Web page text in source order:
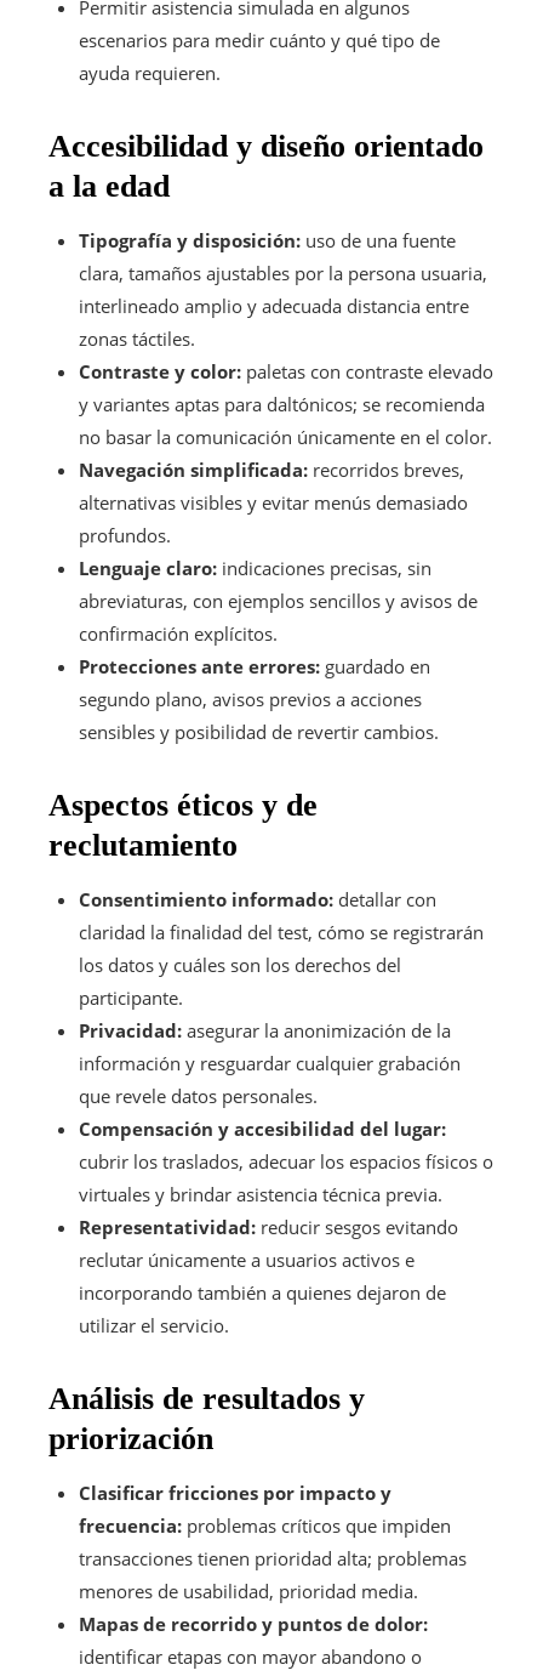
Permitir asistencia simulada en algunos
escenarios para medir cuánto y qué tipo de
ayuda requieren.
Accesibilidad y diseño orientado
a la edad
Tipografía y disposición: uso de una fuente
clara, tamaños ajustables por la persona usuaria,
interlineado amplio y adecuada distancia entre
zonas táctiles.
Contraste y color: paletas con contraste elevado
y variantes aptas para daltónicos; se recomienda
no basar la comunicación únicamente en el color.
Navegación simplificada: recorridos breves,
alternativas visibles y evitar menús demasiado
profundos.
Lenguaje claro: indicaciones precisas, sin
abreviaturas, con ejemplos sencillos y avisos de
confirmación explícitos.
Protecciones ante errores: guardado en
segundo plano, avisos previos a acciones
sensibles y posibilidad de revertir cambios.
Aspectos éticos y de
reclutamiento
Consentimiento informado: detallar con
claridad la finalidad del test, cómo se registrarán
los datos y cuáles son los derechos del
participante.
Privacidad: asegurar la anonimización de la
información y resguardar cualquier grabación
que revele datos personales.
Compensación y accesibilidad del lugar:
cubrir los traslados, adecuar los espacios físicos o
virtuales y brindar asistencia técnica previa.
Representatividad: reducir sesgos evitando
reclutar únicamente a usuarios activos e
incorporando también a quienes dejaron de
utilizar el servicio.
Análisis de resultados y
priorización
Clasificar fricciones por impacto y
frecuencia: problemas críticos que impiden
transacciones tienen prioridad alta; problemas
menores de usabilidad, prioridad media.
Mapas de recorrido y puntos de dolor:
identificar etapas con mayor abandono o